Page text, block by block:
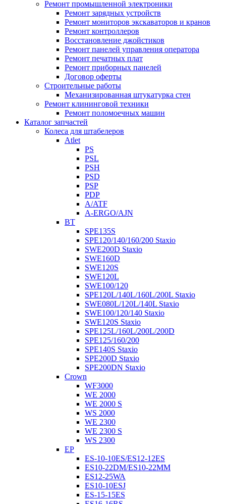
Ремонт промышленной электроники
Ремонт зарядных устройств
Ремонт мониторов экскаваторов и кранов
Ремонт контроллеров
Восстановление джойстиков
Ремонт панелей управления оператора
Ремонт печатных плат
Ремонт приборных панелей
Договор оферты
Строительные работы
Механизированная штукатурка стен
Ремонт клининговой техники
Ремонт поломоечных машин
Каталог запчастей
Колеса для штабелеров
Atlet
PS
PSL
PSH
PSD
PSP
PDP
A/ATF
A-ERGO/AJN
BT
SPE135S
SPE120/140/160/200 Staxio
SWE200D Staxio
SWE160D
SWE120S
SWE120L
SWE100/120
SPE120L/140L/160L/200L Staxio
SWE080L/120L/140L Staxio
SWE100/120/140 Staxio
SWE120S Staxio
SPE125L/160L/200L/200D
SPE125/160/200
SPE140S Staxio
SPE200D Staxio
SPE200DN Staxio
Crown
WF3000
WE 2000
WE 2000 S
WS 2000
WE 2300
WE 2300 S
WS 2300
EP
ES-10-10ES/ES12-12ES
ES10-22DM/ES10-22MM
ES12-25WA
ES10-10ESJ
ES-15-15ES